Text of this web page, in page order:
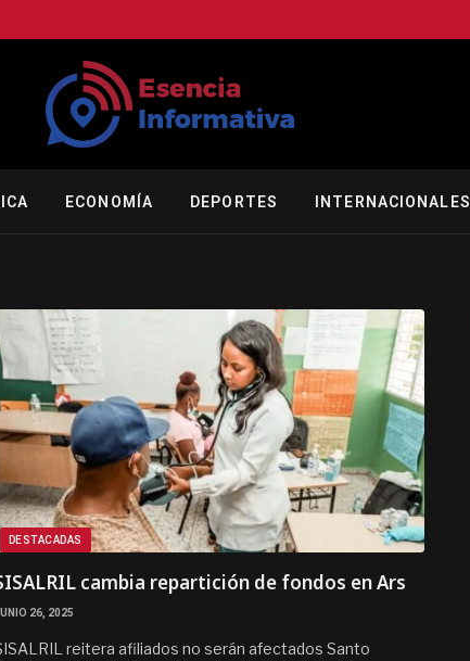
ECONOMÍA DEPORTES INTERNACIONALES
DESTACADAS
cambia repartición de fondos en Ars
26, 2025
reitera afiliados no serán afectados Santo